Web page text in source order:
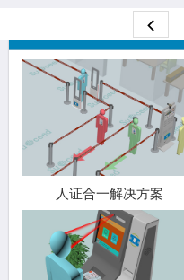
人证合一解决方案